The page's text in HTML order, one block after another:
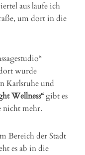
aus laufe ich
um dort in die
wurde
Karlsruhe und
Wellness“gibt es
nicht mehr.
Bereich der Stadt
es ab in die